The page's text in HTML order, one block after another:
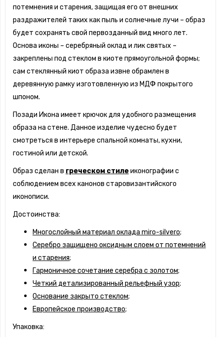
потемнения и старения, защищая его от внешних
раздражителей таких как пыль и солнечные лучи – образ
будет сохранять свой первозданный вид много лет.
Основа иконы – серебряный оклад и лик святых –
закреплены под стеклом в киоте прямоугольной формы;
сам стеклянный киот образа извне обрамлен в
деревянную рамку изготовленную из МДФ покрытого
шпоном.
Позади Икона имеет крючок для удобного размещения
образа на стене. Данное изделие чудесно будет
смотреться в интерьере спальной комнаты, кухни,
гостиной или детской.
Образ сделан в греческом стилеиконографии с
соблюдением всех канонов старовизантийского
иконописи.
Достоинства:
Многослойный материал оклада miro-silvero;
Серебро защищено оксидным слоем от потемнений
и старения;
Гармоничное сочетание серебра с золотом;
Четкий детализированный рельефный узор;
Основание закрыто стеклом;
Европейское производство;
Упаковка: